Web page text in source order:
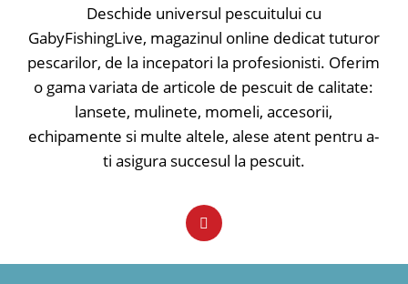
• Difuzoare de înaltă performanță
• Volumul reglabil, poate fi reglat la
zero
• Ton reglabil
• Comutator pornit-oprit
• Lumina LED servește ca indicator
de putere / 20 sec.în amurg
• Bara LED servește ca indicator de
trăsătură (afișează ridicarea momelii
și rularea diferit), roșu strălucitor
/ oprită separat
• Butonul Mute reduce volumul la
zero
• Difuzoare de înaltă performanță
Deschide universul pescuitului cu
GabyFishingLive, magazinul online dedicat tuturor
pescarilor, de la incepatori la profesionisti. Oferim
o gama variata de articole de pescuit de calitate:
lansete, mulinete, momeli, accesorii,
echipamente si multe altele, alese atent pentru a-
ti asigura succesul la pescuit.